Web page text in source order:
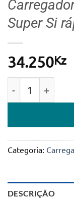
Super Si
34.250Kz
Categoria:
DESCRIÇÃO